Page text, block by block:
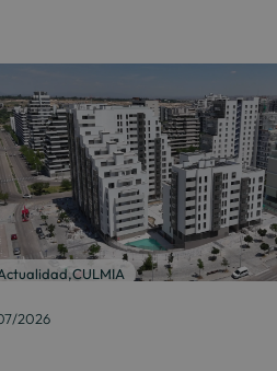
,CULMIA
2026